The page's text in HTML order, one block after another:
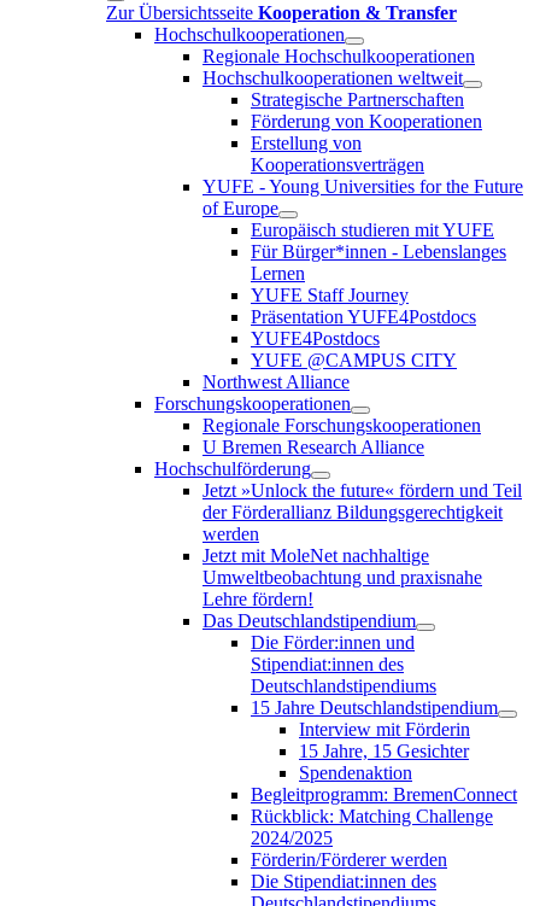
Zur Übersichtsseite Kooperation & Transfer
Hochschulkooperationen
Regionale Hochschulkooperationen
Hochschulkooperationen weltweit
Strategische Partnerschaften
Förderung von Kooperationen
Erstellung von
Kooperationsverträgen
YUFE - Young Universities for the Future
of Europe
Europäisch studieren mit YUFE
Für Bürger*innen - Lebenslanges
Lernen
YUFE Staff Journey
Präsentation YUFE4Postdocs
YUFE4Postdocs
YUFE @CAMPUS CITY
Northwest Alliance
Forschungskooperationen
Regionale Forschungskooperationen
U Bremen Research Alliance
Hochschulförderung
Jetzt »Unlock the future« fördern und Teil
der Förderallianz Bildungsgerechtigkeit
werden
Jetzt mit MoleNet nachhaltige
Umweltbeobachtung und praxisnahe
Lehre fördern!
Das Deutschlandstipendium
Die Förder:innen und
Stipendiat:innen des
Deutschlandstipendiums
15 Jahre Deutschlandstipendium
Interview mit Förderin
15 Jahre, 15 Gesichter
Spendenaktion
Begleitprogramm: BremenConnect
Rückblick: Matching Challenge
2024/2025
Förderin/Förderer werden
Die Stipendiat:innen des